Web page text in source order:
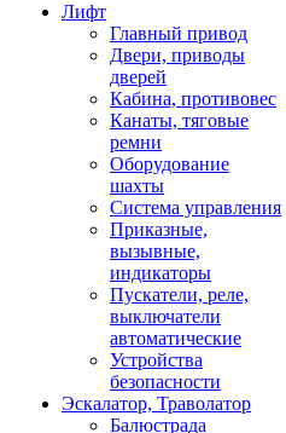
Лифт
Главный привод
Двери, приводы
дверей
Кабина, противовес
Канаты, тяговые
ремни
Оборудование
шахты
Система управления
Приказные,
вызывные,
индикаторы
Пускатели, реле,
выключатели
автоматические
Устройства
безопасности
Эскалатор, Траволатор
Балюстрада